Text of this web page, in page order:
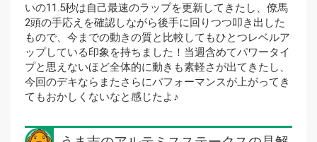
いの11.5秒は自己最速のラップを更新してきたし、僚馬
2頭の手応えを確認しながら後手に回りつつ叩き出した
もので、今までの動きの質と比較してもひとつレベルア
ップしている印象を持ちました！当週含めてパワータイ
プと思えないほど全体的に動きも素軽さが出てきたし、
今回のデキならまたさらにパフォーマンスが上がってき
てもおかしくないなと感じたよ♪